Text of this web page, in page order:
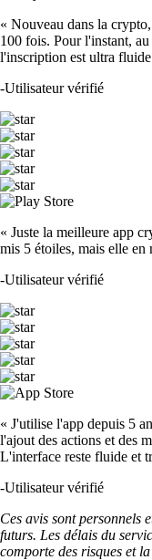
« Nouveau dans la
100 fois. Pour l'instant,
l'inscription est ultra
-Utilisateur vérifié
« Juste la meilleure app
mis 5 étoiles, mais elle en
-Utilisateur vérifié
« J'utilise l'app depuis 5
l'ajout des actions et des
L'interface reste fluide et
-Utilisateur vérifié
Ces avis sont personnels
futurs. Les délais du
comporte des risques et